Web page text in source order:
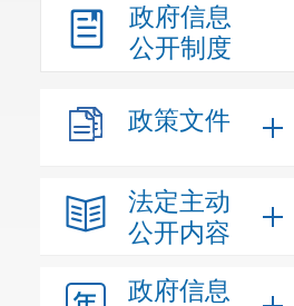
政府信息
公开制度
政策文件
法定主动
公开内容
政府信息